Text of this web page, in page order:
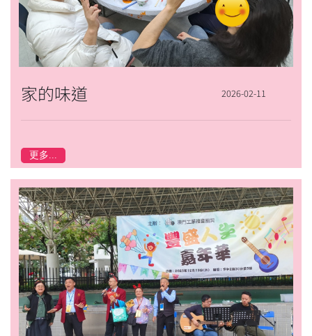
家的味道 2026-02-11
更多...